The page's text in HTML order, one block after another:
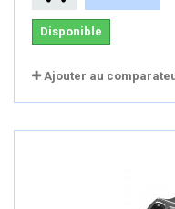
Disponible
Ajouter au